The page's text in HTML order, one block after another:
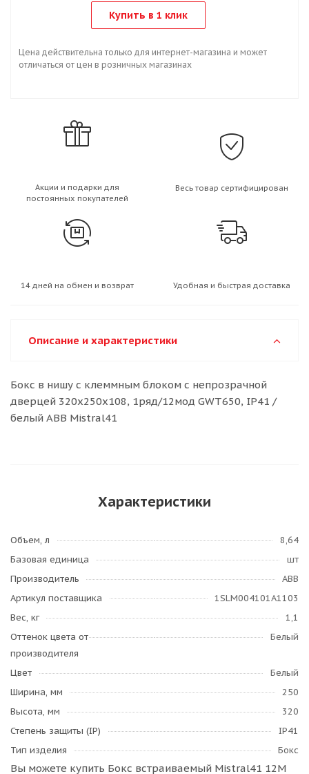
Купить в 1 клик
Цена действительна только для интернет-магазина и может
отличаться от цен в розничных магазинах
Акции и подарки для
постоянных покупателей
Весь товар сертифицирован
14 дней на обмен и возврат Удобная и быстрая доставка
Описание и характеристики
Бокс в нишу с клеммным блоком с непрозрачной
дверцей 320x250x108, 1ряд/12мод GWT650, IP41 /
белый ABB Mistral41
Характеристики
Объем, л
8,64
Базовая единица
шт
Производитель
ABB
Артикул поставщика
1SLM004101A1103
Вес, кг
1,1
Оттенок цвета от
производителя
Белый
Цвет
Белый
Ширина, мм
250
Высота, мм
320
Степень защиты (IP)
IP41
Тип изделия
Бокс
Вы можете купить Бокс встраиваемый Mistral41 12М